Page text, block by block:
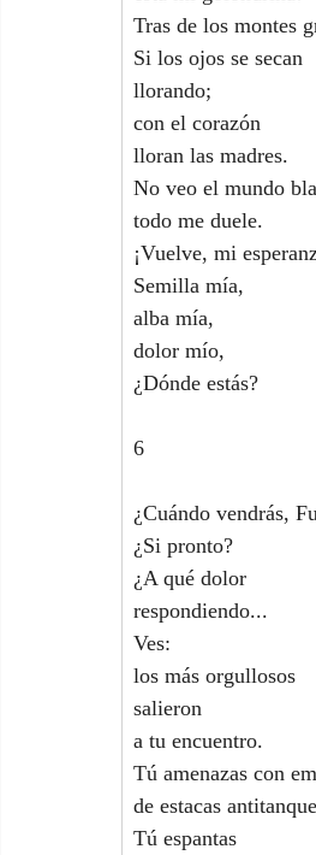
Tras de los montes
Si los ojos se secan
llorando;
con el corazón
lloran las madres.
No veo el mundo
todo me duele.
¡Vuelve, mi
Semilla mía,
alba mía,
dolor mío,
¿Dónde estás?
6
¿Cuándo vendrás,
¿Si pronto?
¿A qué dolor
respondiendo...
Ves:
los más orgullosos
salieron
a tu encuentro.
Tú amenazas con
de estacas
Tú espantas